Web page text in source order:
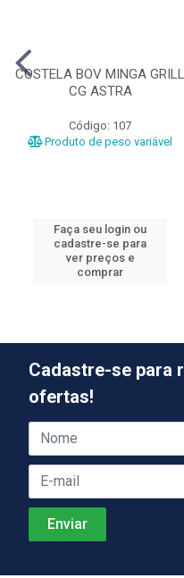
COSTELA BOV MINGA GRILL
CG ASTRA
Código: 107
Produto de peso variável
Faça seu login ou
cadastre-se para
ver preços e
comprar
Cadastre-se para
ofertas!